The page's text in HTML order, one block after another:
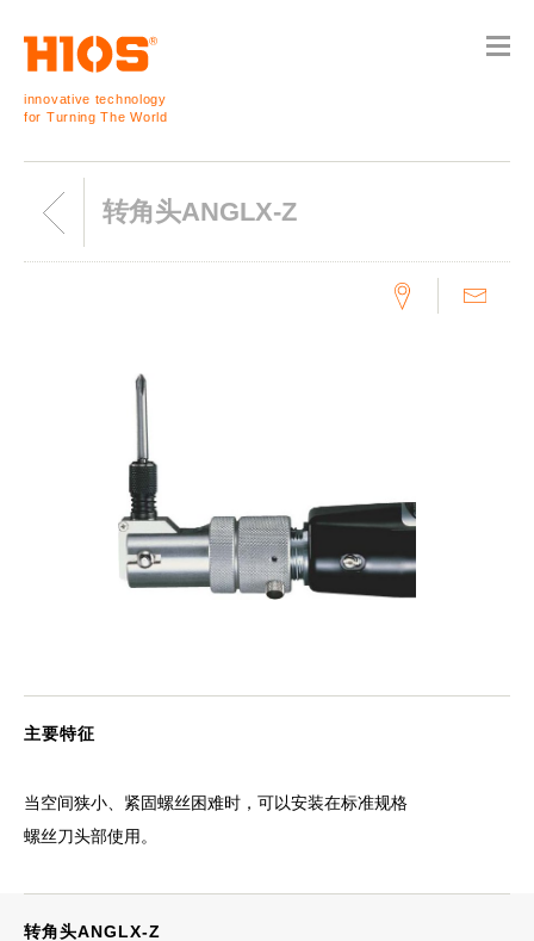
innovative technology
for Turning The World
转角头ANGLX-Z
主要特征
当空间狭小、紧固螺丝困难时，可以安装在标准规格
螺丝刀头部使用。
转角头ANGLX-Z